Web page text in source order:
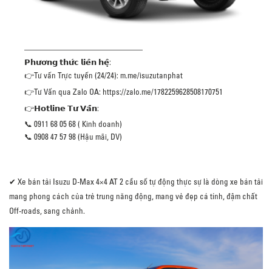
———————————————
𝗣𝗵𝘂̛𝗼̛𝗻𝗴 𝘁𝗵𝘂̛́𝗰 𝗹𝗶𝗲̂𝗻 𝗵𝗲̣̂:
👉Tư vấn Trực tuyến (24/24): m.me/isuzutanphat
👉Tư Vấn qua Zalo OA: https://zalo.me/1782259628508170751
👉𝗛𝗼𝘁𝗹𝗶𝗻𝗲 𝗧𝘂̛ 𝗩𝗮̂́𝗻:
📞 0911 68 05 68 ( Kinh doanh)
📞 0908 47 57 98 (Hậu mãi, DV)
✔ Xe bán tải Isuzu D-Max 4×4 AT 2 cầu số tự động thực sự là dòng xe bán tải
mang phong cách của trẻ trung năng động, mang vẻ đẹp cá tính, đậm chất
Off-roads, sang chảnh.